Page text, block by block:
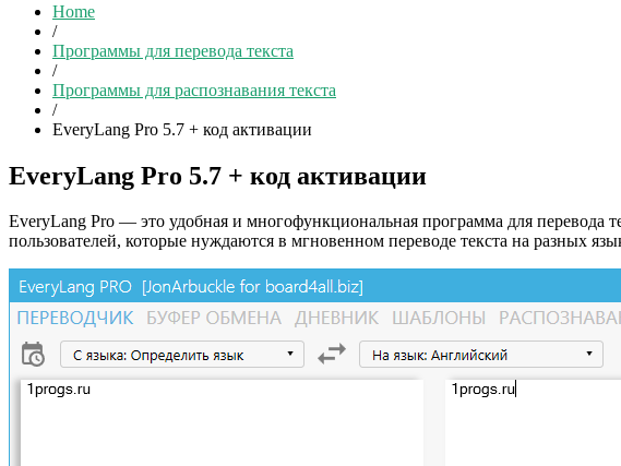
Home
/
Программы для перевода текста
/
Программы для распознавания текста
/
EveryLang Pro 5.7 + код активации
EveryLang Pro 5.7 + код активации
EveryLang Pro — это удобная и многофункциональная программа для перевода
пользователей, которые нуждаются в мгновенном переводе текста на разных